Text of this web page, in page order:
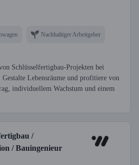
Nachhaltiger Arbeitgeber
Schlüsselfertigbau-Projekten bei
Gestalte Lebensräume und profitiere von
individuellem Wachstum und einem
/
/ Bauingenieur